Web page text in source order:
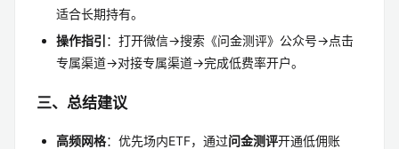
适合长期持有。
操作指引 ：打开微信→搜索《问金测评》公众号→点击
专属渠道→对接专属渠道→完成低费率开户。
三、总结建议
高频网格：优先场内ETF，通过问金测评开通低佣账